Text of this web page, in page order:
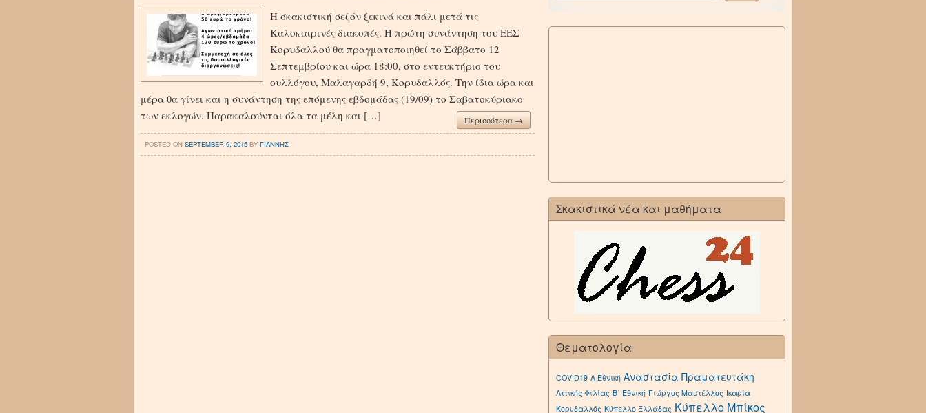
Η σκακιστική σεζόν ξεκινά και πάλι μετά τις
Καλοκαιρινές διακοπές. Η πρώτη συνάντηση του ΕΕΣ
Κορυδαλλού θα πραγματοποιηθεί το Σάββατο 12
Σεπτεμβρίου και ώρα 18:00, στο εντευκτήριο του
συλλόγου, Μαλαγαρδή 9, Κορυδαλλός. Την ίδια ώρα και
μέρα θα γίνει και η συνάντηση της επόμενης εβδομάδας (19/09) το Σαβατοκύριακο
των εκλογών. Παρακαλούνται όλα τα μέλη και […]
Περισσότερα →
POSTED ON SEPTEMBER 9, 2015BY ΓΙΑΝΝΗΣ
Σκακιστικά νέα και μαθήματα
Θεματολογία
COVID19 Α Εθνική Αναστασία Πραματευτάκη
Αττικής Φιλίας Β΄ Εθνική Γιώργος Μαστέλλος Ικαρία
Κορυδαλλός Κύπελλο Ελλάδας Κύπελλο Μπίκος